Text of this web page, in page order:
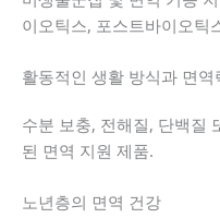
이오틱스, 포스트바이오틱
활동적인 생활 방식과 면역
수분 보충, 전해질, 단백질
된 면역 지원 제품.
노년층의 면역 건강